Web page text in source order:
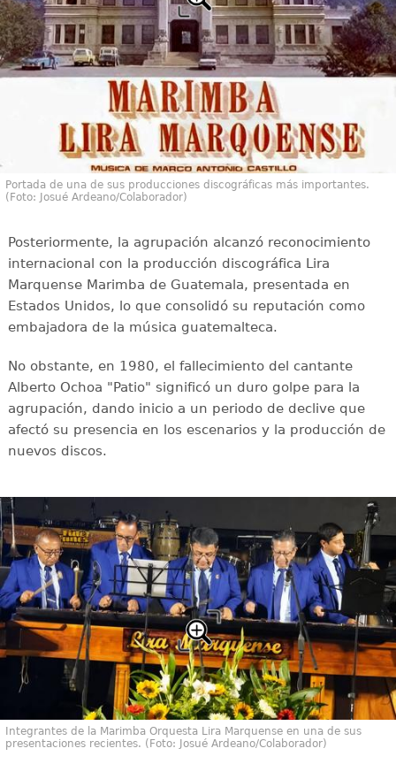
Portada de una de sus producciones discográficas más importantes.
(Foto: Josué Ardeano/Colaborador)
Posteriormente, la agrupación alcanzó reconocimiento
internacional con la producción discográfica Lira
Marquense Marimba de Guatemala, presentada en
Estados Unidos, lo que consolidó su reputación como
embajadora de la música guatemalteca.
No obstante, en 1980, el fallecimiento del cantante
Alberto Ochoa "Patio" significó un duro golpe para la
agrupación, dando inicio a un periodo de declive que
afectó su presencia en los escenarios y la producción de
nuevos discos.
Integrantes de la Marimba Orquesta Lira Marquense en una de sus
presentaciones recientes. (Foto: Josué Ardeano/Colaborador)